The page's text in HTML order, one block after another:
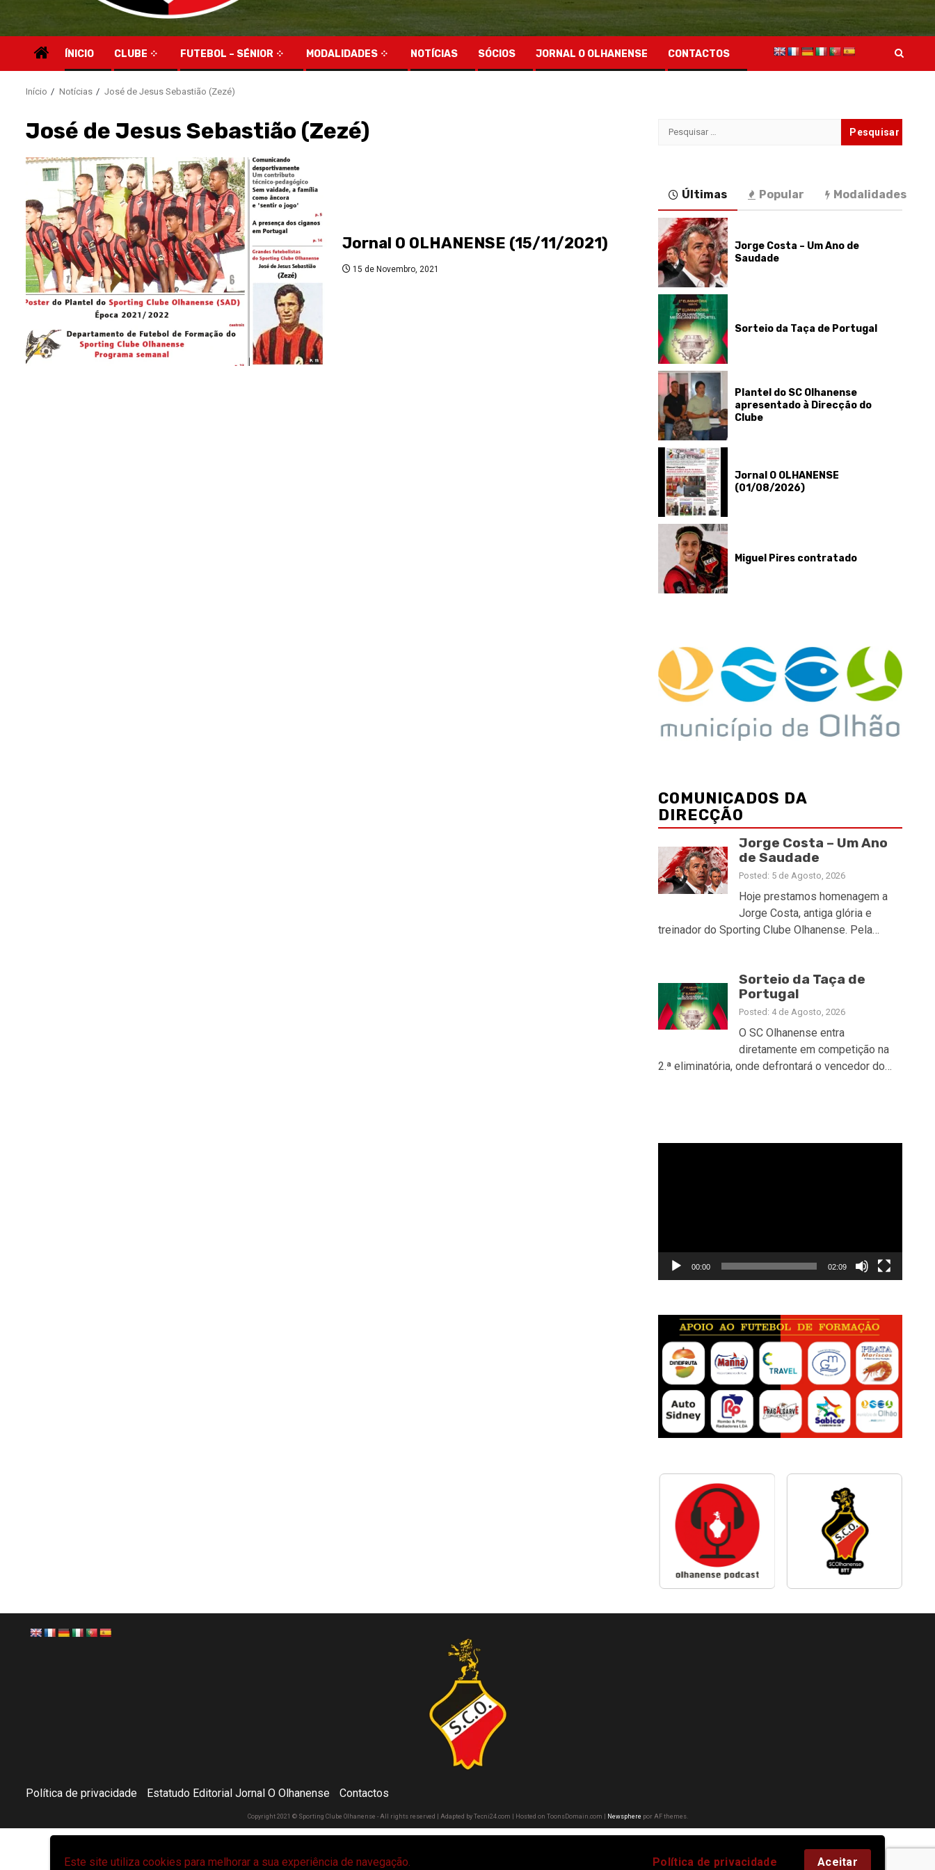
Este site utiliza cookies para melhorar a sua experiência de navegação. Política de privacidade Aceitar
ÍNICIO CLUBE FUTEBOL – SÉNIOR MODALIDADES NOTÍCIAS SÓCIOS JORNAL O OLHANENSE CONTACTOS
Início Notícias José de Jesus Sebastião (Zezé)
José de Jesus Sebastião (Zezé)
Jornal O OLHANENSE (15/11/2021)
15 de Novembro, 2021
Pesquisar
Últimas Popular Modalidades
Jorge Costa – Um Ano de
Saudade
Sorteio da Taça de Portugal
Plantel do SC Olhanense
apresentado à Direcção do
Clube
Jornal O OLHANENSE
(01/08/2026)
Miguel Pires contratado
COMUNICADOS DA
DIRECÇÃO
Jorge Costa – Um Ano
de Saudade
Posted: 5 de Agosto, 2026
Hoje prestamos homenagem a
Jorge Costa, antiga glória e
treinador do Sporting Clube Olhanense. Pela…
Sorteio da Taça de
Portugal
Posted: 4 de Agosto, 2026
O SC Olhanense entra
diretamente em competição na
2.ª eliminatória, onde defrontará o vencedor do…
00:00 02:09
Política de privacidade Estatudo Editorial Jornal O Olhanense Contactos
Copyright 2021 © Sporting Clube Olhanense - All rights reserved | Adapted by Tecni24.com | Hosted on ToonsDomain.com Newsphere por AF themes.